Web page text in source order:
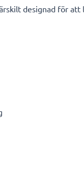
designad för att